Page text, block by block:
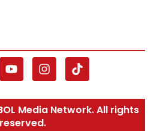
Media Network. All rights
reserved.